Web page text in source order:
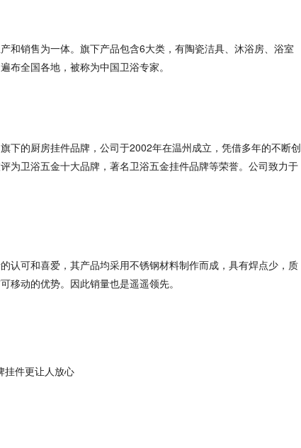
和销售为一体。旗下产品包含6大类，有陶瓷洁具、沐浴房、浴室
布全国各地，被称为中国卫浴专家。
下的厨房挂件品牌，公司于2002年在温州成立，凭借多年的不断创
为卫浴五金十大品牌，著名卫浴五金挂件品牌等荣誉。公司致力于
认可和喜爱，其产品均采用不锈钢材料制作而成，具有焊点少，质
移动的优势。因此销量也是遥遥领先。